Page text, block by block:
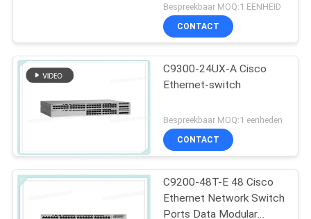
Bespreekbaar MOQ:1 EENHEID
CONTACT
C9300-24UX-A Cisco
Ethernet-switch
Bespreekbaar MOQ:1 eenheden
CONTACT
C9200-48T-E 48 Cisco
Ethernet Network Switch
Ports Data Modular